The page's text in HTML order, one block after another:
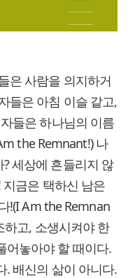
은 사람을 의지하거
들은 아침 이슬 같고,
들은 하나님의 이름
the Remnant!) 나
세상에 흔들리지 않
금은 택하신 남은
!(I Am the Remnan
고, 소생시켜야 한
어놓아야 할 때이다.
. 배신의 삶이 아니다.